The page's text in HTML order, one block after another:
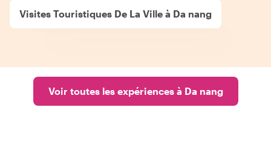
Visites Touristiques De La Ville à Da nang
Voir toutes les expériences à Da nang